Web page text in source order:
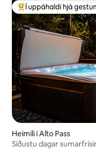
Í mestu uppáhaldi hjá
Í uppáhaldi hjá
Heimili í Alto Pass
Síðustu dagar